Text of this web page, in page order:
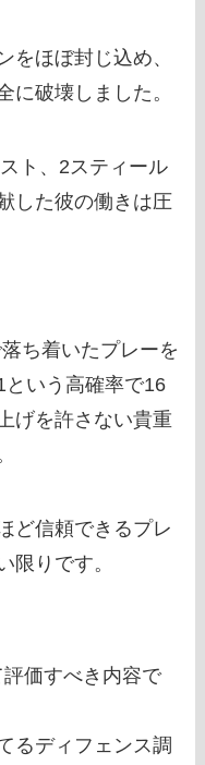
をほぼ封じ込め、
に破壊しました。
ト、2スティール
した彼の働きは圧
ち着いたプレーを
いう高確率で16
げを許さない貴重
ど信頼できるプレ
限りです。
価すべき内容で
るディフェンス調